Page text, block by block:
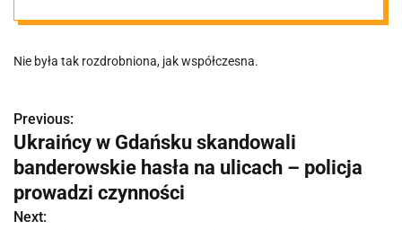
Nie była tak rozdrobniona, jak współczesna.
N
a
w
Previous:
Ukraińcy w Gdańsku skandowali
banderowskie hasła na ulicach – policja
prowadzi czynności
Next: